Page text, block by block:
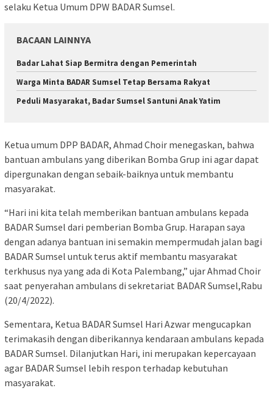
selaku Ketua Umum DPW BADAR Sumsel.
BACAAN LAINNYA
Badar Lahat Siap Bermitra dengan Pemerintah
Warga Minta BADAR Sumsel Tetap Bersama Rakyat
Peduli Masyarakat, Badar Sumsel Santuni Anak Yatim
Ketua umum DPP BADAR, Ahmad Choir menegaskan, bahwa
bantuan ambulans yang diberikan Bomba Grup ini agar dapat
dipergunakan dengan sebaik-baiknya untuk membantu
masyarakat.
“Hari ini kita telah memberikan bantuan ambulans kepada
BADAR Sumsel dari pemberian Bomba Grup. Harapan saya
dengan adanya bantuan ini semakin mempermudah jalan bagi
BADAR Sumsel untuk terus aktif membantu masyarakat
terkhusus nya yang ada di Kota Palembang,” ujar Ahmad Choir
saat penyerahan ambulans di sekretariat BADAR Sumsel,Rabu
(20/4/2022).
Sementara, Ketua BADAR Sumsel Hari Azwar mengucapkan
terimakasih dengan diberikannya kendaraan ambulans kepada
BADAR Sumsel. Dilanjutkan Hari, ini merupakan kepercayaan
agar BADAR Sumsel lebih respon terhadap kebutuhan
masyarakat.